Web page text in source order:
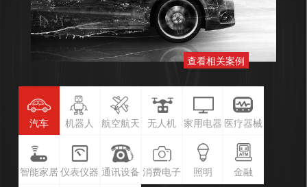
查看相关案例
汽车 机器人 航空航天 无人机 家用电器 医疗器械
智能家居 仪表仪器 通讯设备 消费电子 照明 金融